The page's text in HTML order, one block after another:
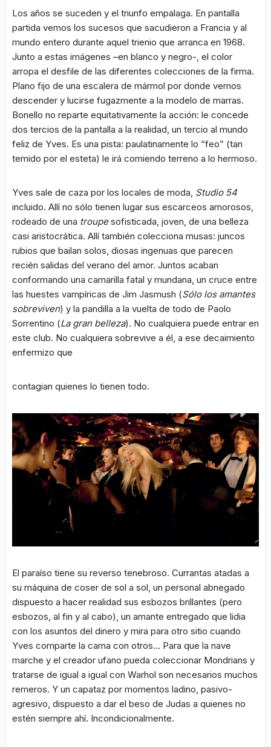
Los años se suceden y el triunfo empalaga. En pantalla
partida vemos los sucesos que sacudieron a Francia y al
mundo entero durante aquel trienio que arranca en 1968.
Junto a estas imágenes –en blanco y negro-, el color
arropa el desfile de las diferentes colecciones de la firma.
Plano fijo de una escalera de mármol por donde vemos
descender y lucirse fugazmente a la modelo de marras.
Bonello no reparte equitativamente la acción: le concede
dos tercios de la pantalla a la realidad, un tercio al mundo
feliz de Yves. Es una pista: paulatinamente lo “feo” (tan
temido por el esteta) le irá comiendo terreno a lo hermoso.
Yves sale de caza por los locales de moda, Studio 54
incluido. Allí no sólo tienen lugar sus escarceos amorosos,
rodeado de una troupesofisticada, joven, de una belleza
casi aristocrática. Allí también colecciona musas: juncos
rubios que bailan solos, diosas ingenuas que parecen
recién salidas del verano del amor. Juntos acaban
conformando una camarilla fatal y mundana, un cruce entre
las huestes vampíricas de Jim Jasmush (Sólo los amantes
sobreviven) y la pandilla a la vuelta de todo de Paolo
Sorrentino (La gran belleza). No cualquiera puede entrar en
este club. No cualquiera sobrevive a él, a ese decaimiento
enfermizo que
contagian quienes lo tienen todo.
El paraíso tiene su reverso tenebroso. Currantas atadas a
su máquina de coser de sol a sol, un personal abnegado
dispuesto a hacer realidad sus esbozos brillantes (pero
esbozos, al fin y al cabo), un amante entregado que lidia
con los asuntos del dinero y mira para otro sitio cuando
Yves comparte la cama con otros… Para que la nave
marche y el creador ufano pueda coleccionar Mondrians y
tratarse de igual a igual con Warhol son necesarios muchos
remeros. Y un capataz por momentos ladino, pasivo-
agresivo, dispuesto a dar el beso de Judas a quienes no
estén siempre ahí. Incondicionalmente.